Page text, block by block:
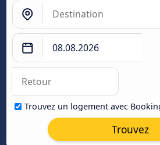
Trouvez un logement avec
Trouvez